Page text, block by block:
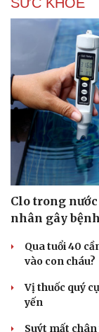
Clo trong
nhân gây
Qua tuổi 40
vào con cháu?
Vị thuốc quý
yến
Suýt mất